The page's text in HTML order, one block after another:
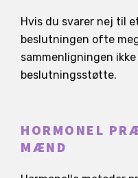
Hvis du svarer nej til
beslutningen ofte
sammenligningen
beslutningsstøtte.
HORMONEL
MÆND